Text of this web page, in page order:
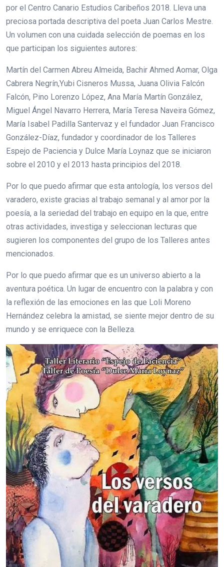
por el Centro Canario Estudios Caribeños 2018. Lleva una
preciosa portada descriptiva del poeta Juan Carlos Mestre.
Un volumen con una cuidada selección de poemas en los
que participan los siguientes autores:
Martín del Carmen Abreu Almeida, Bachir Ahmed Aomar, Olga
Cabrera Negrín,Yubi Cisneros Mussa, Juana Olivia Falcón
Falcón, Pino Lorenzo López, Ana María Martín González,
Miguel Ángel Navarro Herrera, María Teresa Naveira Gómez,
María Isabel Padilla Santervaz y el fundador Juan Francisco
González-Díaz, fundador y coordinador de los Talleres
Espejo de Paciencia y Dulce María Loynaz que se iniciaron
sobre el 2010 y el 2013 hasta principios del 2018.
Por lo que puedo afirmar que esta antología, los versos del
varadero, existe gracias al trabajo semanal y al amor por la
poesía, a la seriedad del trabajo en equipo en la que, entre
otras actividades, investiga y seleccionan lecturas que
sugieren los componentes del grupo de los Talleres antes
mencionados.
Por lo que puedo afirmar que es un universo abierto a la
aventura poética. Un lugar de encuentro con la palabra y con
la reflexión de las emociones en las que Loli Moreno
Hernández celebra la amistad, se siente mejor dentro de su
mundo y se enriquece con la Belleza.